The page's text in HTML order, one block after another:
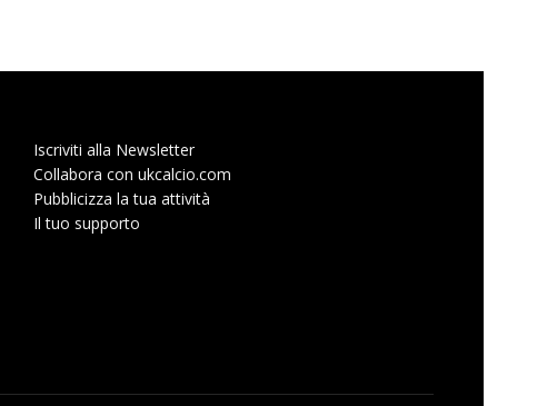
Iscriviti alla Newsletter
Collabora con ukcalcio.com
Pubblicizza la tua attività
Il tuo supporto